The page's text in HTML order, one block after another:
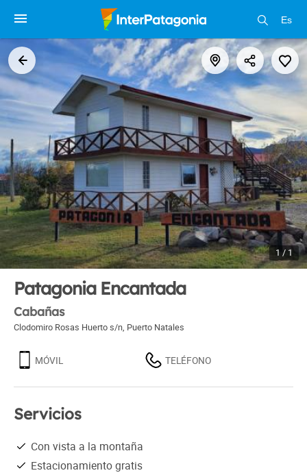
Es
1 / 1
Patagonia Encantada
Cabañas
Clodomiro Rosas Huerto s/n, Puerto Natales
MÓVIL TELÉFONO
Servicios
Con vista a la montaña
Estacionamiento gratis